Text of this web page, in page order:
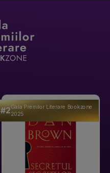
#2Gala Premilor Literare Bookzone
2025